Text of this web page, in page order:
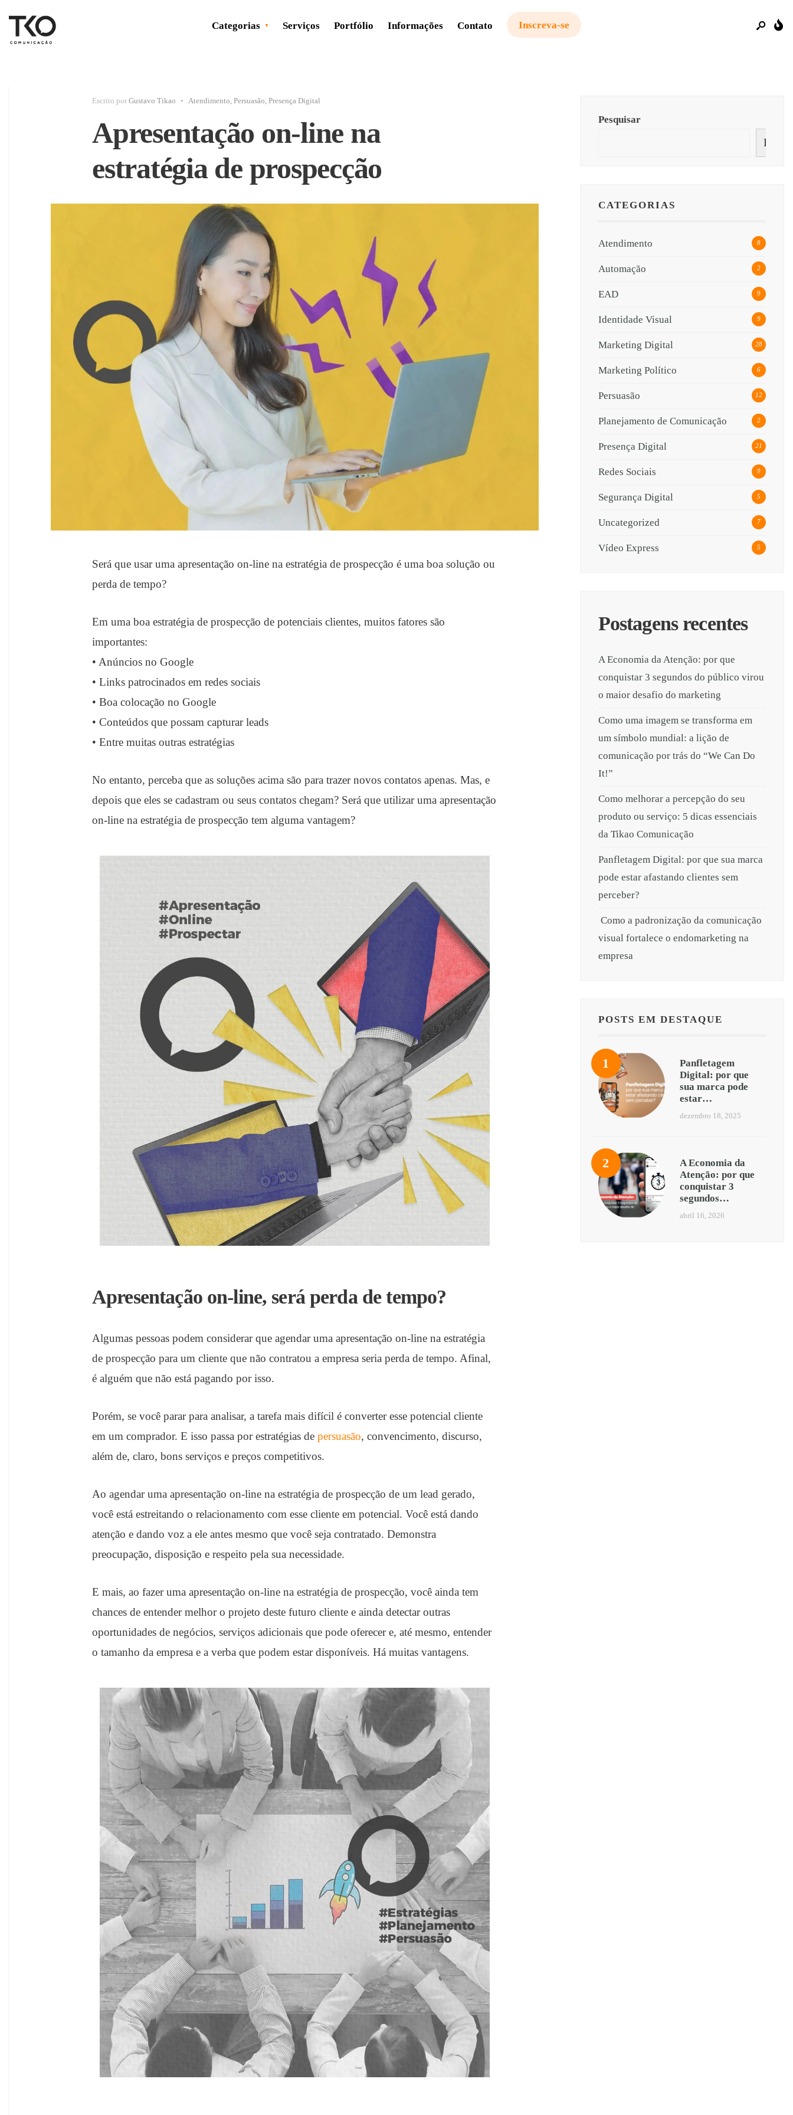
Categorias Serviços Portfólio Informações Contato Inscreva-se
Escrito por Gustavo Tikao • Atendimento, Persuasão, Presença Digital
Apresentação on-line na
estratégia de prospecção
Será que usar uma apresentação on-line na estratégia de prospecção é uma boa solução ou
perda de tempo?
Em uma boa estratégia de prospecção de potenciais clientes, muitos fatores são
importantes:
• Anúncios no Google
• Links patrocinados em redes sociais
• Boa colocação no Google
• Conteúdos que possam capturar leads
• Entre muitas outras estratégias
No entanto, perceba que as soluções acima são para trazer novos contatos apenas. Mas, e
depois que eles se cadastram ou seus contatos chegam? Será que utilizar uma apresentação
on-line na estratégia de prospecção tem alguma vantagem?
Apresentação on-line, será perda de tempo?
Algumas pessoas podem considerar que agendar uma apresentação on-line na estratégia
de prospecção para um cliente que não contratou a empresa seria perda de tempo. Afinal,
é alguém que não está pagando por isso.
Porém, se você parar para analisar, a tarefa mais difícil é converter esse potencial cliente
em um comprador. E isso passa por estratégias de persuasão, convencimento, discurso,
além de, claro, bons serviços e preços competitivos.
Ao agendar uma apresentação on-line na estratégia de prospecção de um lead gerado,
você está estreitando o relacionamento com esse cliente em potencial. Você está dando
atenção e dando voz a ele antes mesmo que você seja contratado. Demonstra
preocupação, disposição e respeito pela sua necessidade.
E mais, ao fazer uma apresentação on-line na estratégia de prospecção, você ainda tem
chances de entender melhor o projeto deste futuro cliente e ainda detectar outras
oportunidades de negócios, serviços adicionais que pode oferecer e, até mesmo, entender
o tamanho da empresa e a verba que podem estar disponíveis. Há muitas vantagens.
Pesquisar
CATEGORIAS
Atendimento 8
Automação 2
EAD 9
Identidade Visual 9
Marketing Digital 28
Marketing Político 6
Persuasão 12
Planejamento de Comunicação 2
Presença Digital 21
Redes Sociais 9
Segurança Digital 5
Uncategorized 7
Vídeo Express 5
Postagens recentes
A Economia da Atenção: por que
conquistar 3 segundos do público virou
o maior desafio do marketing
Como uma imagem se transforma em
um símbolo mundial: a lição de
comunicação por trás do “We Can Do
It!”
Como melhorar a percepção do seu
produto ou serviço: 5 dicas essenciais
da Tikao Comunicação
Panfletagem Digital: por que sua marca
pode estar afastando clientes sem
perceber?
Como a padronização da comunicação
visual fortalece o endomarketing na
empresa
POSTS EM DESTAQUE
Panfletagem
Digital: por que
sua marca pode
estar…
dezembro 18, 2025
A Economia da
Atenção: por que
conquistar 3
segundos…
abril 16, 2026